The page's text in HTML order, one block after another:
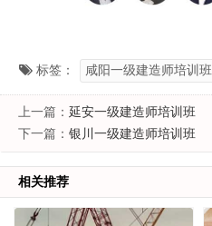
标签： 咸阳一级建造师培训班
上一篇： 延安一级建造师培训班
下一篇： 银川一级建造师培训班
相关推荐